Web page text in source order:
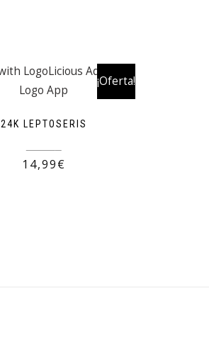
24K LEPTOSERIS
¡Oferta!
19,99€
14,99€